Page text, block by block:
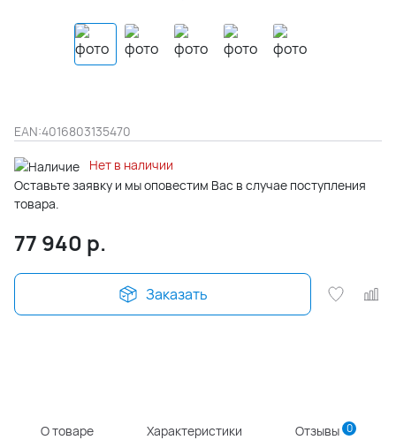
EAN:4016803135470
Нет в наличии
Оставьте заявку и мы оповестим Вас в случае поступления
товара.
77 940 р.
Заказать
О товаре Характеристики Отзывы 0